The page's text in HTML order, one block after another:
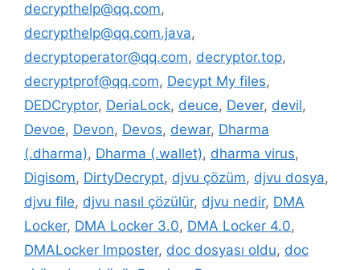
decrypthelp@qq.com,
decrypthelp@qq.com.java,
decryptoperator@qq.com, decryptor.top,
decryptprof@qq.com, Decypt My files,
DEDCryptor, DeriaLock, deuce, Dever, devil,
Devoe, Devon, Devos, dewar, Dharma
(.dharma), Dharma (.wallet), dharma virus,
Digisom, DirtyDecrypt, djvu çözüm, djvu dosya,
djvu file, djvu nasıl çözülür, djvu nedir, DMA
Locker, DMA Locker 3.0, DMA Locker 4.0,
DMALocker Imposter, doc dosyası oldu, doc